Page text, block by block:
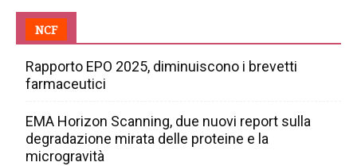
NCF
Rapporto EPO 2025, diminuiscono i brevetti
farmaceutici
EMA Horizon Scanning, due nuovi report sulla
degradazione mirata delle proteine e la
microgravità